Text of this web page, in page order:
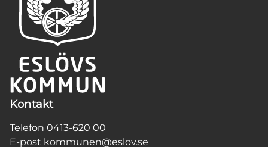
Kontakt
Telefon 0413-620 00
E-post kommunen@eslov.se